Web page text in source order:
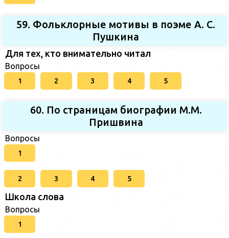
59. Фольклорные мотивы в поэме А. С.
Пушкина
Для тех, кто внимательно читал
Вопросы
1 2 3 4 5
60. По страницам биографии М.М.
Пришвина
Вопросы
1
2 3 4 5
Школа слова
Вопросы
1